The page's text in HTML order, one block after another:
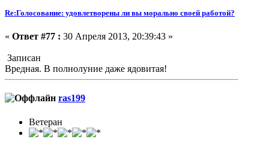
Re:Голосование: удовлетворены ли вы морально своей работой?
« Ответ #77 : 30 Апреля 2013, 20:39:43 »
Записан
Вредная. В полнолуние даже ядовитая!
ras199
Ветеран